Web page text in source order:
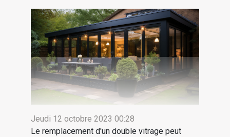
Jeudi 12 octobre 2023 00:28
Le remplacement d'un double vitrage peut